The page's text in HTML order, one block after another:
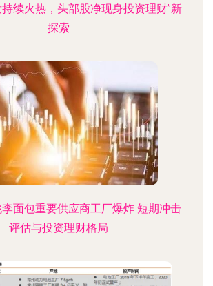
续火热，头部股净现身投资理财”新
探索
面包重要供应商工厂爆炸 短期冲击
评估与投资理财格局